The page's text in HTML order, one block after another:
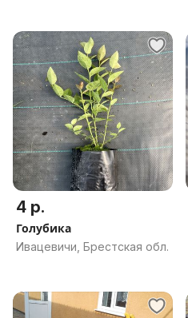
4 р.
Голубика
Ивацевичи, Брестская обл.